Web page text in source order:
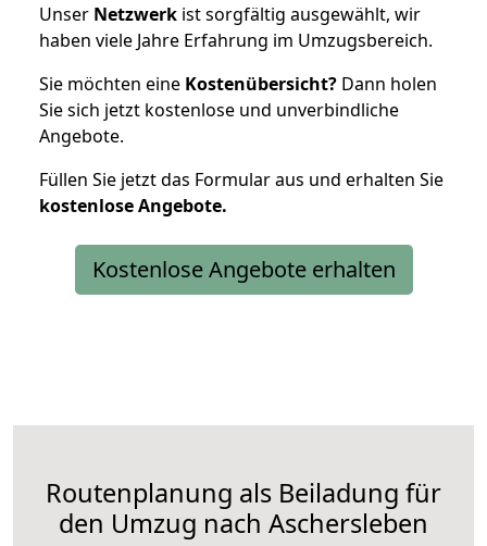
Unser Netzwerk ist sorgfältig ausgewählt, wir
haben viele Jahre Erfahrung im Umzugsbereich.
Sie möchten eine Kostenübersicht? Dann holen
Sie sich jetzt kostenlose und unverbindliche
Angebote.
Füllen Sie jetzt das Formular aus und erhalten Sie
kostenloseAngebote.
Kostenlose Angebote erhalten
Routenplanung als Beiladung für
den Umzug nach Aschersleben